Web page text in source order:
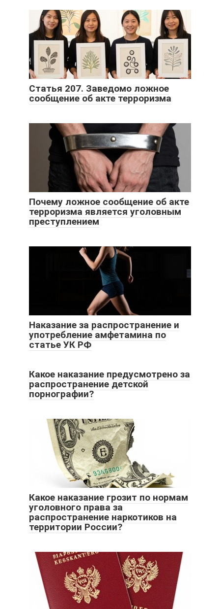
Статья 207. Заведомо ложное
сообщение об акте терроризма
Почему ложное сообщение об акте
терроризма является уголовным
преступлением
Наказание за распространение и
употребление амфетамина по
статье УК РФ
Какое наказание предусмотрено за
распространение детской
порнографии?
Какое наказание грозит по нормам
уголовного права за
распространение наркотиков на
территории России?